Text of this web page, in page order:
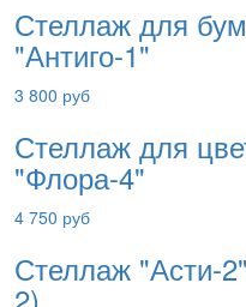
Стеллаж для
"Антиго-1"
3 800 руб
Стеллаж для
"Флора-4"
4 750 руб
Стеллаж "Асти-